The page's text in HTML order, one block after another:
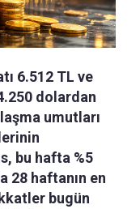
6.512 TL ve
dolardan
umutları
bu hafta %5
28 haftanın en
bugün